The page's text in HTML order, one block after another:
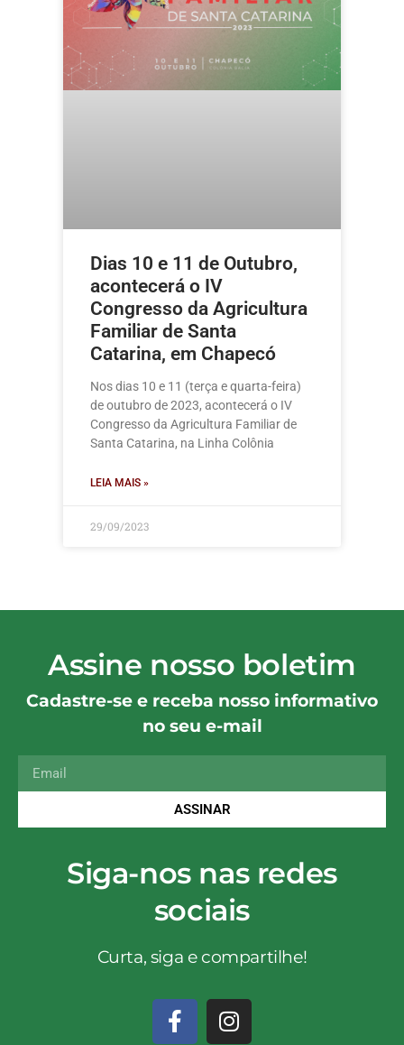
Dias 10 e 11 de Outubro,
acontecerá o IV
Congresso da Agricultura
Familiar de Santa
Catarina, em Chapecó
Nos dias 10 e 11 (terça e quarta-feira)
de outubro de 2023, acontecerá o IV
Congresso da Agricultura Familiar de
Santa Catarina, na Linha Colônia
LEIA MAIS »
29/09/2023
Assine nosso boletim
Cadastre-se e receba nosso informativo
no seu e-mail
ASSINAR
Siga-nos nas redes
sociais
Curta, siga e compartilhe!